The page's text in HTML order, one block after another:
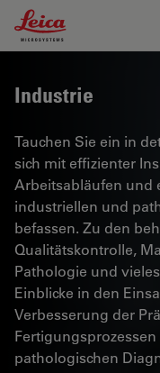
Leica Microsystems
Industrie
Tauchen Sie ein in
sich mit effizienter
Arbeitsabläufen und
industriellen und
befassen. Zu den
Qualitätskontrolle,
Pathologie und
Einblicke in den
Verbesserung der
pathologischen